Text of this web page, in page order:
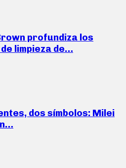
profundiza los
limpieza de…
dos símbolos: Milei